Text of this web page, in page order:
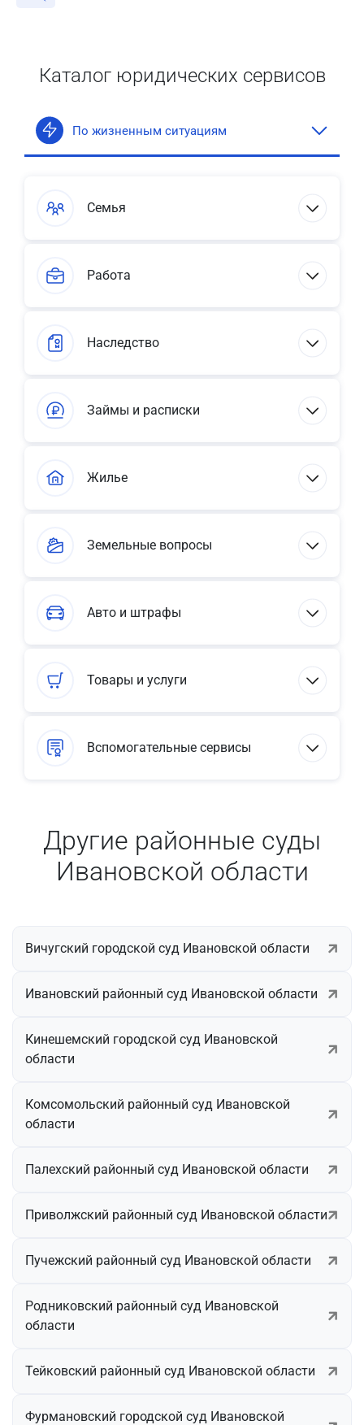
Каталог юридических сервисов
По жизненным ситуациям
Семья
Работа
Наследство
Займы и расписки
Жилье
Земельные вопросы
Авто и штрафы
Товары и услуги
Вспомогательные сервисы
Другие районные суды
Ивановской области
Вичугский городской суд Ивановской области
Ивановский районный суд Ивановской области
Кинешемский городской суд Ивановской
области
Комсомольский районный суд Ивановской
области
Палехский районный суд Ивановской области
Приволжский районный суд Ивановской области
Пучежский районный суд Ивановской области
Родниковский районный суд Ивановской
области
Тейковский районный суд Ивановской области
Фурмановский городской суд Ивановской